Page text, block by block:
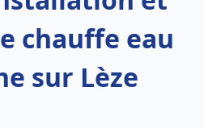
chauffe eau
sur Lèze